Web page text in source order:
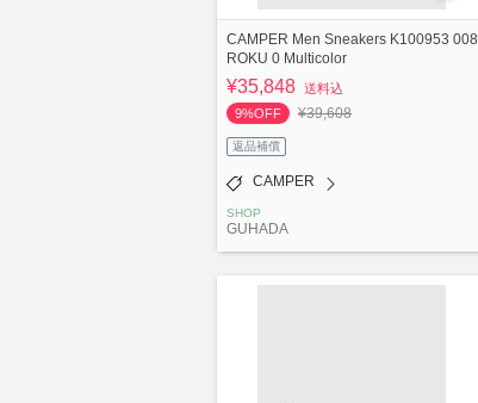
CAMPER Men Sneakers K100953 008
ROKU 0 Multicolor
¥35,848 送料込
9%OFF
¥39,608
返品補償
CAMPER
SHOP
GUHADA